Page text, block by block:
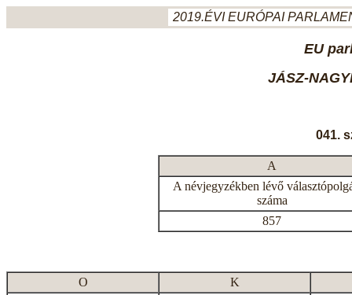
2019.ÉVI EURÓPAI
EU
JÁSZ-
041.
A
A névjegyzékben lévő
száma
857
O
K